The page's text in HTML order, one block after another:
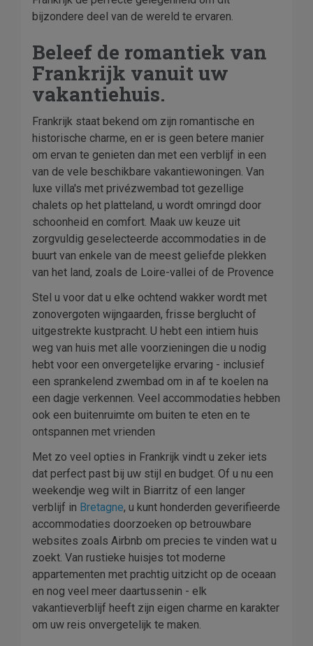
bijzondere deel van de wereld te ervaren.
Beleef de romantiek van
Frankrijk vanuit uw
vakantiehuis.
Frankrijk staat bekend om zijn romantische en
historische charme, en er is geen betere manier
om ervan te genieten dan met een verblijf in een
van de vele beschikbare vakantiewoningen. Van
luxe villa's met privézwembad tot gezellige
chalets op het platteland, u wordt omringd door
schoonheid en comfort. Maak uw keuze uit
zorgvuldig geselecteerde accommodaties in de
buurt van enkele van de meest geliefde plekken
van het land, zoals de Loire-vallei of de Provence
Stel u voor dat u elke ochtend wakker wordt met
zonovergoten wijngaarden, frisse berglucht of
uitgestrekte kustpracht. U hebt een intiem huis
weg van huis met alle voorzieningen die u nodig
hebt voor een onvergetelijke ervaring - inclusief
een sprankelend zwembad om in af te koelen na
een dagje verkennen. Veel accommodaties hebben
ook een buitenruimte om buiten te eten en te
ontspannen met vrienden
Met zo veel opties in Frankrijk vindt u zeker iets
dat perfect past bij uw stijl en budget. Of u nu een
weekendje weg wilt in Biarritz of een langer
verblijf in Bretagne, u kunt honderden geverifieerde
accommodaties doorzoeken op betrouwbare
websites zoals Airbnb om precies te vinden wat u
zoekt. Van rustieke huisjes tot moderne
appartementen met prachtig uitzicht op de oceaan
en nog veel meer daartussenin - elk
vakantieverblijf heeft zijn eigen charme en karakter
om uw reis onvergetelijk te maken.